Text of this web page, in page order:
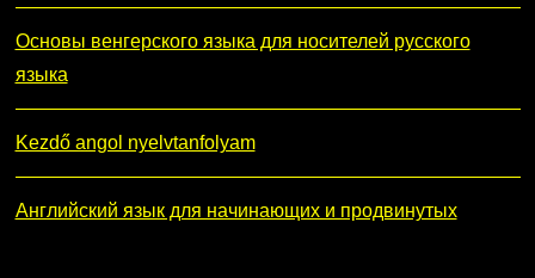
Основы венгерского языка для носителей русского
языка
Kezdő angol nyelvtanfolyam
Английский язык для начинающих и продвинутых